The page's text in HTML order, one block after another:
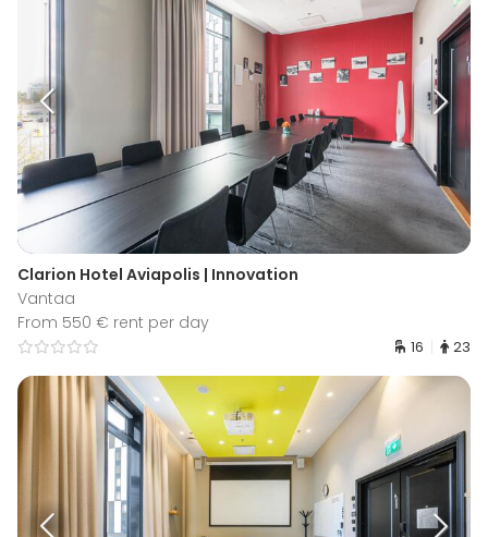
Clarion Hotel Aviapolis | Innovation
Vantaa
From 550 € rent per day
16 23